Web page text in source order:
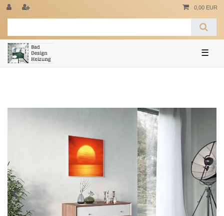
0,00 EUR
☰